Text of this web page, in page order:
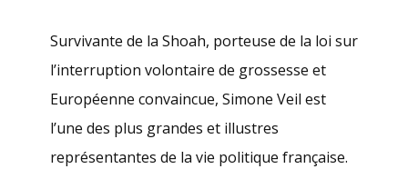
Survivante de la Shoah, porteuse de la loi sur
l’interruption volontaire de grossesse et
Européenne convaincue, Simone Veil est
l’une des plus grandes et illustres
représentantes de la vie politique française.